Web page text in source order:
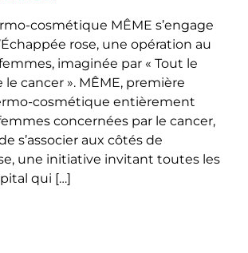
cosmétique MÊME s’engage
rose, une opération au
imaginée par « Tout le
cancer ». MÊME, première
cosmétique entièrement
concernées par le cancer,
s’associer aux côtés de
une initiative invitant toutes les
qui […]